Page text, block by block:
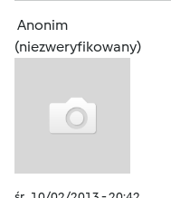
Anonim
(niezweryfikowany)